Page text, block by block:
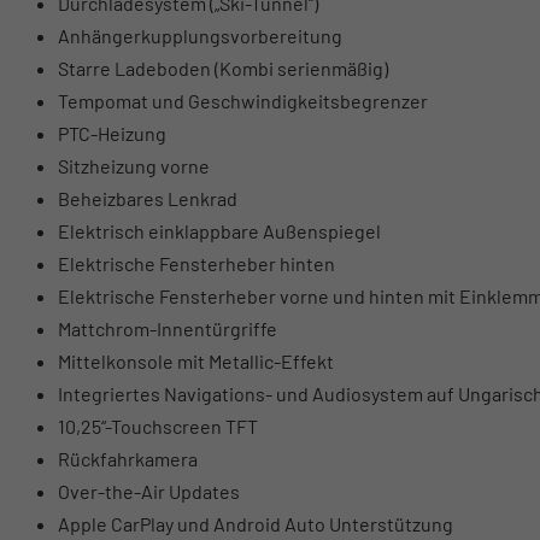
Anhängerkupplungsvorbereitung
Starre Ladeboden (Kombi serienmäßig)
Tempomat und Geschwindigkeitsbegrenzer
PTC-Heizung
Sitzheizung vorne
Beheizbares Lenkrad
Elektrisch einklappbare Außenspiegel
Elektrische Fensterheber hinten
Elektrische Fensterheber vorne und hinten mit
Mattchrom-Innentürgriffe
Mittelkonsole mit Metallic-Effekt
Integriertes Navigations- und Audiosystem auf
10,25“-Touchscreen TFT
Rückfahrkamera
Over-the-Air Updates
Apple CarPlay und Android Auto Unterstützung